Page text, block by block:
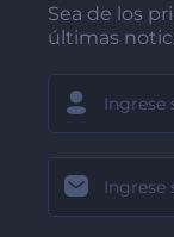
Sea de los
últimas